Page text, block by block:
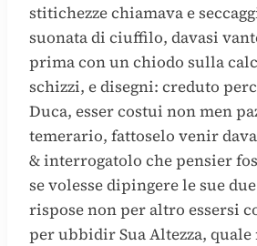
stitichezze chiamava e
suonata di ciuffilo, davasi
prima con un chiodo sulla
schizzi, e disegni: creduto
Duca, esser costui non men
temerario, fattoselo venir
& interrogatolo che pensier
se volesse dipingere le sue
rispose non per altro essersi
per ubbidir Sua Altezza, quale